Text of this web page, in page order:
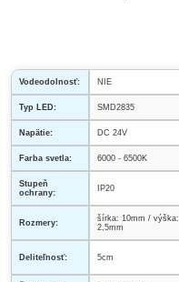
Vodeodolnosť: NIE
Typ LED: SMD2835
Napätie: DC 24V
Farba svetla: 6000 - 6500K
Stupeň
ochrany:
IP20
Rozmery:
šírka: 10mm / výška:
2,5mm
Deliteľnosť: 5cm